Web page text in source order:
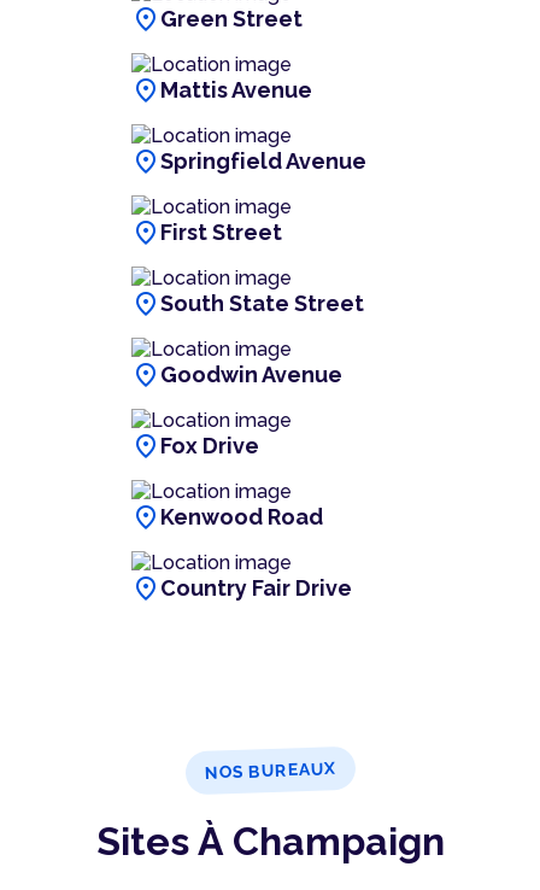
location_on Green Street
location_on Mattis Avenue
location_onSpringfield Avenue
location_on First Street
location_onSouth State Street
location_on Goodwin Avenue
location_on Fox Drive
location_on Kenwood Road
location_on Country Fair Drive
NOS BUREAUX
Sites À Champaign